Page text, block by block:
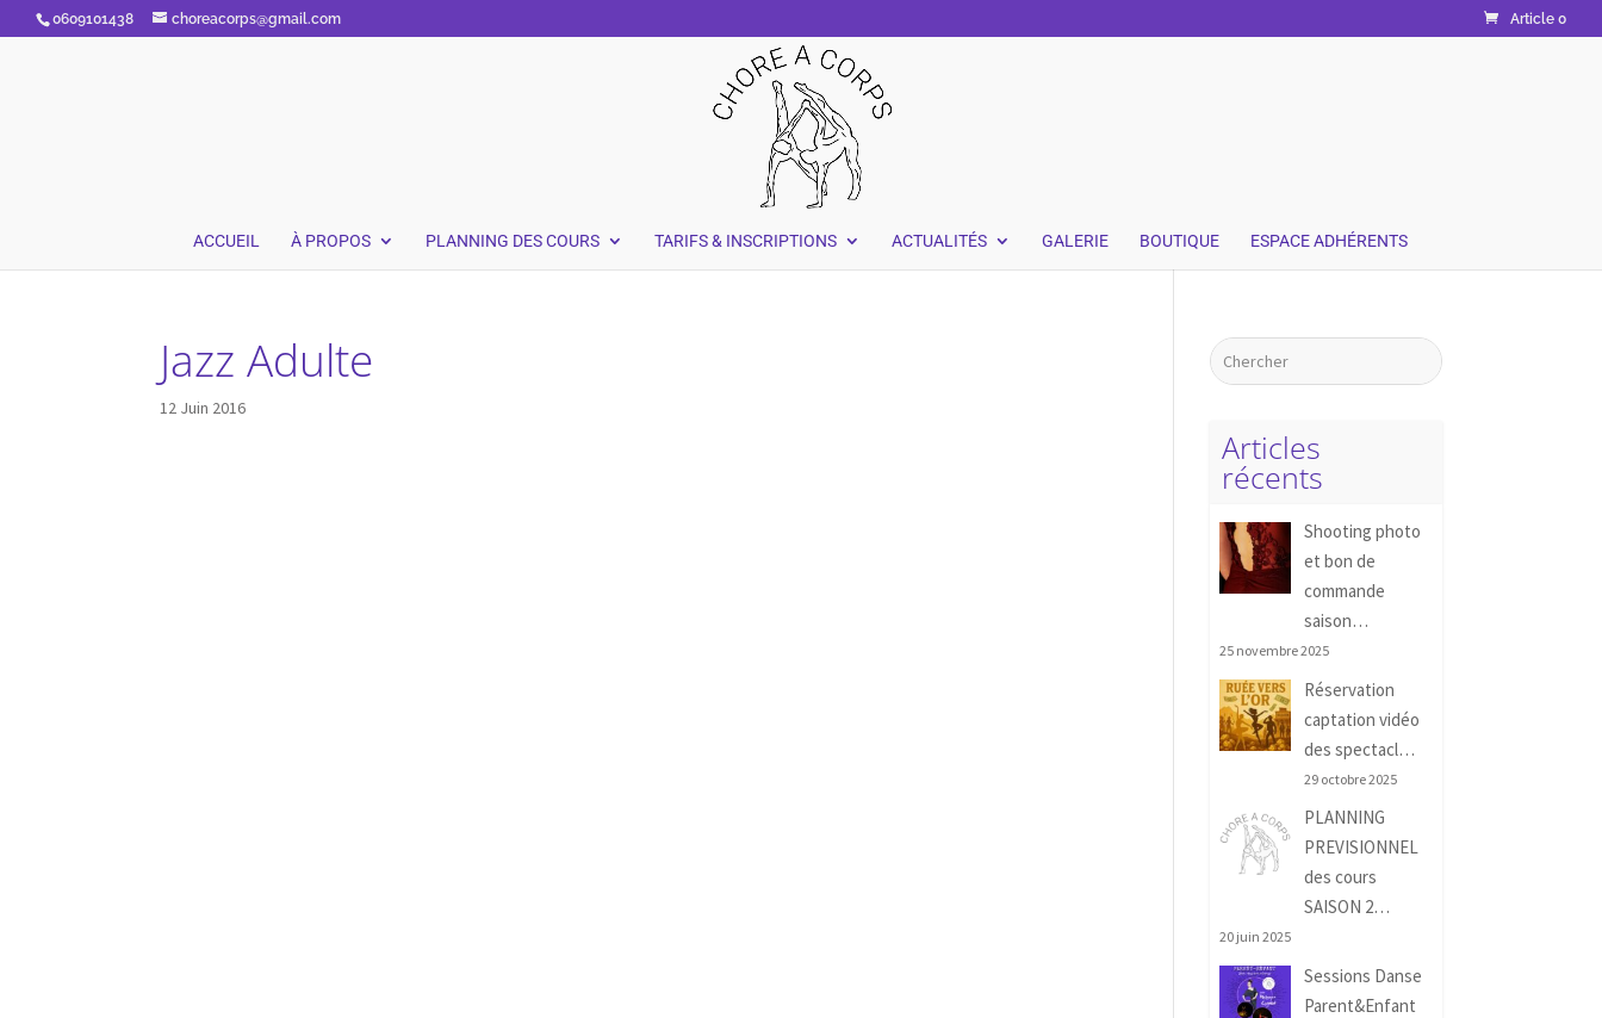
0609101438 choreacorps@gmail.com Article 0
ACCUEIL À PROPOS PLANNING DES COURS TARIFS & INSCRIPTIONS ACTUALITÉS GALERIE BOUTIQUE ESPACE ADHÉRENTS
Jazz Adulte
12 Juin 2016
Articles
récents
Shooting photo
et bon de
commande
saison…
25 novembre 2025
Réservation
captation vidéo
des spectacl…
29 octobre 2025
PLANNING
PREVISIONNEL
des cours
SAISON 2…
20 juin 2025
Sessions Danse
Parent&Enfant